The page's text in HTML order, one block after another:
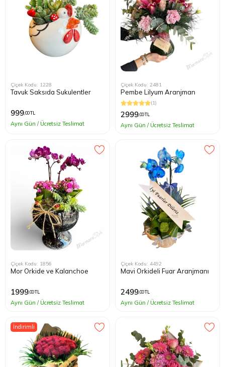
Çiçek Kodu: 1228
Tavuk Saksıda Sukulentler
999,00 TL
Aynı Gün / Ücretsiz Teslimat
Çiçek Kodu: 2481
Pembe Lilyum Aranjman
(1)
2999,00 TL
Aynı Gün / Ücretsiz Teslimat
Çiçek Kodu: 1856
Mor Orkide ve Kalanchoe
1999,00 TL
Aynı Gün / Ücretsiz Teslimat
Çiçek Kodu: 4492
Mavi Orkideli Fuar Aranjmanı
2499,00 TL
Aynı Gün / Ücretsiz Teslimat
İndirimli